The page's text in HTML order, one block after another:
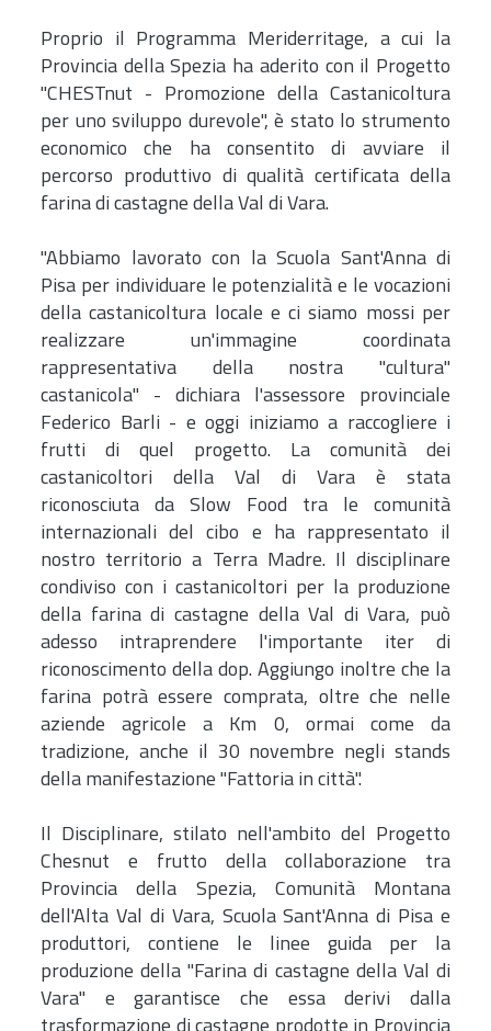
Proprio il Programma Meriderritage, a cui la
Provincia della Spezia ha aderito con il Progetto
"CHESTnut - Promozione della Castanicoltura
per uno sviluppo durevole", è stato lo strumento
economico che ha consentito di avviare il
percorso produttivo di qualità certificata della
farina di castagne della Val di Vara.
"Abbiamo lavorato con la Scuola Sant'Anna di
Pisa per individuare le potenzialità e le vocazioni
della castanicoltura locale e ci siamo mossi per
realizzare un'immagine coordinata
rappresentativa della nostra "cultura"
castanicola" - dichiara l'assessore provinciale
Federico Barli - e oggi iniziamo a raccogliere i
frutti di quel progetto. La comunità dei
castanicoltori della Val di Vara è stata
riconosciuta da Slow Food tra le comunità
internazionali del cibo e ha rappresentato il
nostro territorio a Terra Madre. Il disciplinare
condiviso con i castanicoltori per la produzione
della farina di castagne della Val di Vara, può
adesso intraprendere l'importante iter di
riconoscimento della dop. Aggiungo inoltre che la
farina potrà essere comprata, oltre che nelle
aziende agricole a Km 0, ormai come da
tradizione, anche il 30 novembre negli stands
della manifestazione "Fattoria in città".
Il Disciplinare, stilato nell'ambito del Progetto
Chesnut e frutto della collaborazione tra
Provincia della Spezia, Comunità Montana
dell'Alta Val di Vara, Scuola Sant'Anna di Pisa e
produttori, contiene le linee guida per la
produzione della "Farina di castagne della Val di
Vara" e garantisce che essa derivi dalla